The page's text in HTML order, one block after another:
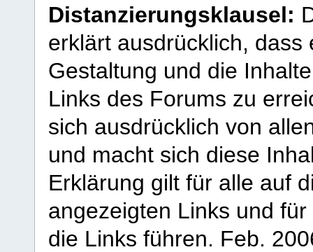
Distanzierungsklausel:
erklärt ausdrücklich,
Gestaltung und die
Links des Forums zu
sich ausdrücklich von
und macht sich diese
Erklärung gilt für alle auf
angezeigten Links und
die Links führen. Feb.